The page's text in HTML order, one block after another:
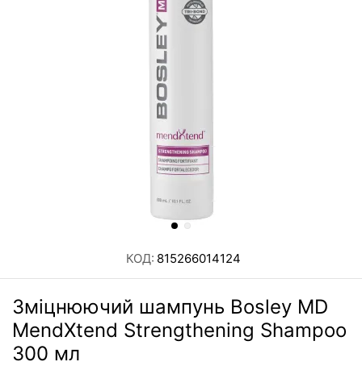
КОД: 815266014124
Зміцнюючий шампунь Bosley MD
MendXtend Strengthening Shampoo
300 мл